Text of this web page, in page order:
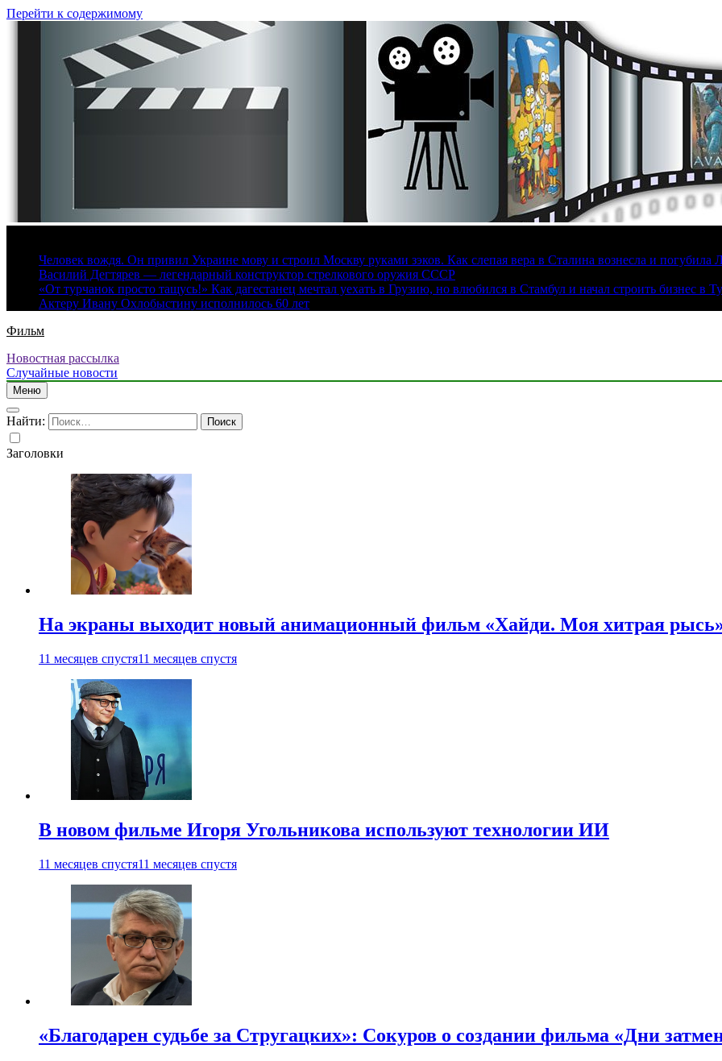
Перейти к содержимому
Человек вождя. Он привил Украине мову и строил Москву руками зэков. Как слепая вера в Сталина вознесла и погубила
Василий Дегтярев — легендарный конструктор стрелкового оружия СССР
«От турчанок просто тащусь!» Как дагестанец мечтал уехать в Грузию, но влюбился в Стамбул и начал строить бизнес в
Актеру Ивану Охлобыстину исполнилось 60 лет
Фильм
Новостная рассылка
Случайные новости
Меню
Найти:
Заголовки
На экраны выходит новый анимационный фильм «Хайди. Моя хитрая
11 месяцев спустя11 месяцев спустя
В новом фильме Игоря Угольникова используют технологии ИИ
11 месяцев спустя11 месяцев спустя
«Благодарен судьбе за Стругацких»: Сокуров о создании фильма «Дни